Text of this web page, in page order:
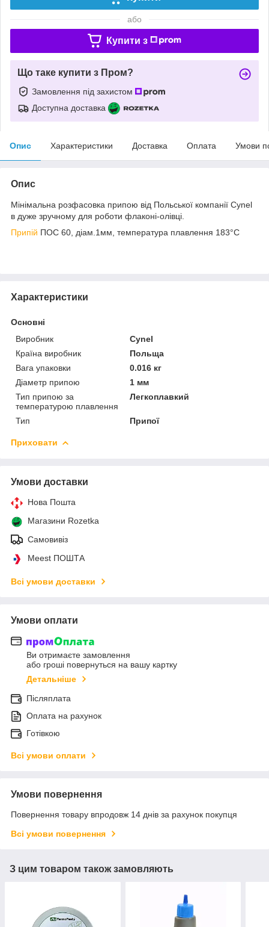
або
Купити з
Що таке купити з Пром?
Замовлення під захистом
Доступна доставка
Опис Характеристики Доставка Оплата Умови
Опис
Мінімальна розфасовка припою від Польської компанії Cynel
в дуже зручному для роботи флаконі-олівці.
Припій ПОС 60, діам.1мм, температура плавлення 183°C
Характеристики
Основні
Виробник
Cynel
Країна виробник
Польща
Вага упаковки
0.016 кг
Діаметр припою
1 мм
Тип припою за
температурою плавлення
Легкоплавкий
Тип Припої
Приховати
Умови доставки
Нова Пошта
Магазини Rozetka
Самовивіз
Meest ПОШТА
Всі умови доставки
Умови оплати
Ви отримаєте замовлення
або гроші повернуться на вашу картку
Детальніше
Післяплата
Оплата на рахунок
Готівкою
Всі умови оплати
Умови повернення
Повернення товару впродовж 14 днів за рахунок покупця
Всі умови повернення
З цим товаром також замовляють